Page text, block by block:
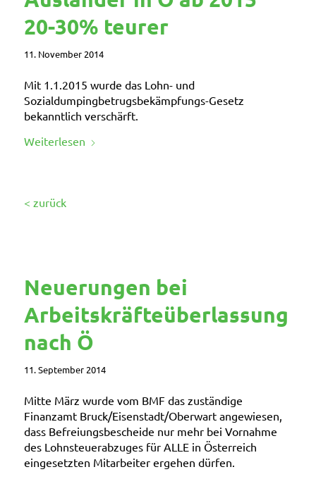
20-30% teurer
11. November 2014
Mit 1.1.2015 wurde das Lohn- und
Sozialdumpingbetrugsbekämpfungs-Gesetz
bekanntlich verschärft.
Weiterlesen
< zurück
Neuerungen bei
Arbeitskräfteüberlassung
nach Ö
11. September 2014
Mitte März wurde vom BMF das zuständige
Finanzamt Bruck/Eisenstadt/Oberwart angewiesen,
dass Befreiungsbescheide nur mehr bei Vornahme
des Lohnsteuerabzuges für ALLE in Österreich
eingesetzten Mitarbeiterergehen dürfen.